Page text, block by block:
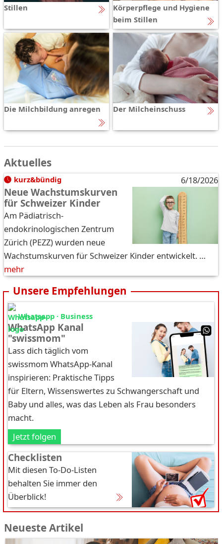
Stillen
Körperpflege und Hygiene
beim Stillen
Die Milchbildung anregen Der Milcheinschuss
Aktuelles
kurz&bündig 6/18/2026
Neue Wachstumskurven
für Schweizer Kinder
Am Pädiatrisch-
endokrinologischen Zentrum
Zürich (PEZZ) wurden neue
Wachstumskurven für Schweizer Kinder entwickelt. …
mehr
Unsere Empfehlungen
Whatsapp · Business
WhatsApp Kanal
"swissmom"
Lass dich täglich vom
swissmom WhatsApp-Kanal
inspirieren: Praktische Tipps
für Eltern, Wissenswertes zu Schwangerschaft und
Baby und alles, was das Leben als Frau besonders
macht.
Jetzt folgen
Checklisten
Mit diesen To-Do-Listen
behalten Sie immer den
Überblick!
Neueste Artikel